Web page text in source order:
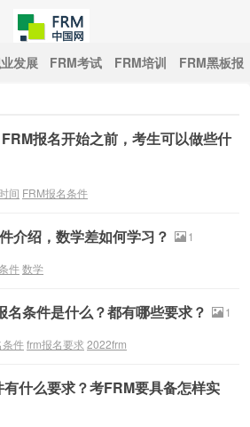
发展 FRM考试 FRM培训 FRM黑板报
报名开始之前，考生可以做些什
间 FRM报名条件
介绍，数学差如何学习？ 1
件数学
名条件是什么？都有哪些要求？ 1
条件frm报名要求 2022frm
什么要求？考FRM要具备怎样实